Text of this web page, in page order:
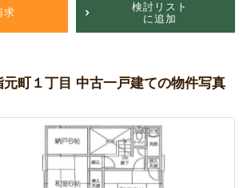
求
検討リスト
に追加
町１丁目 中古一戸建ての物件写真